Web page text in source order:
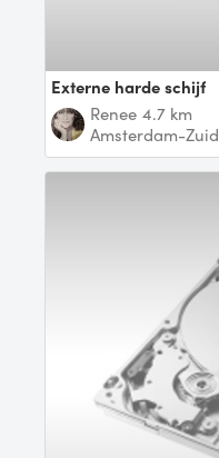
Externe harde schijf
Renee 4.7 km
Amsterdam-Zuid